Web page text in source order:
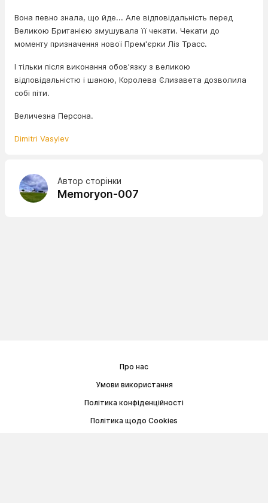
Вона певно знала, що йде... Але відповідальність перед
Великою Британією змушувала її чекати. Чекати до
моменту призначення нової Прем'єрки Ліз Трасс.
І тільки після виконання обов'язку з великою
відповідальністю і шаною, Королева Єлизавета дозволила
собі піти.
Величезна Персона.
Dimitri Vasylev
Автор сторінки
Memoryon-007
Про нас
Умови використання
Політика конфіденційності
Політика щодо Cookies